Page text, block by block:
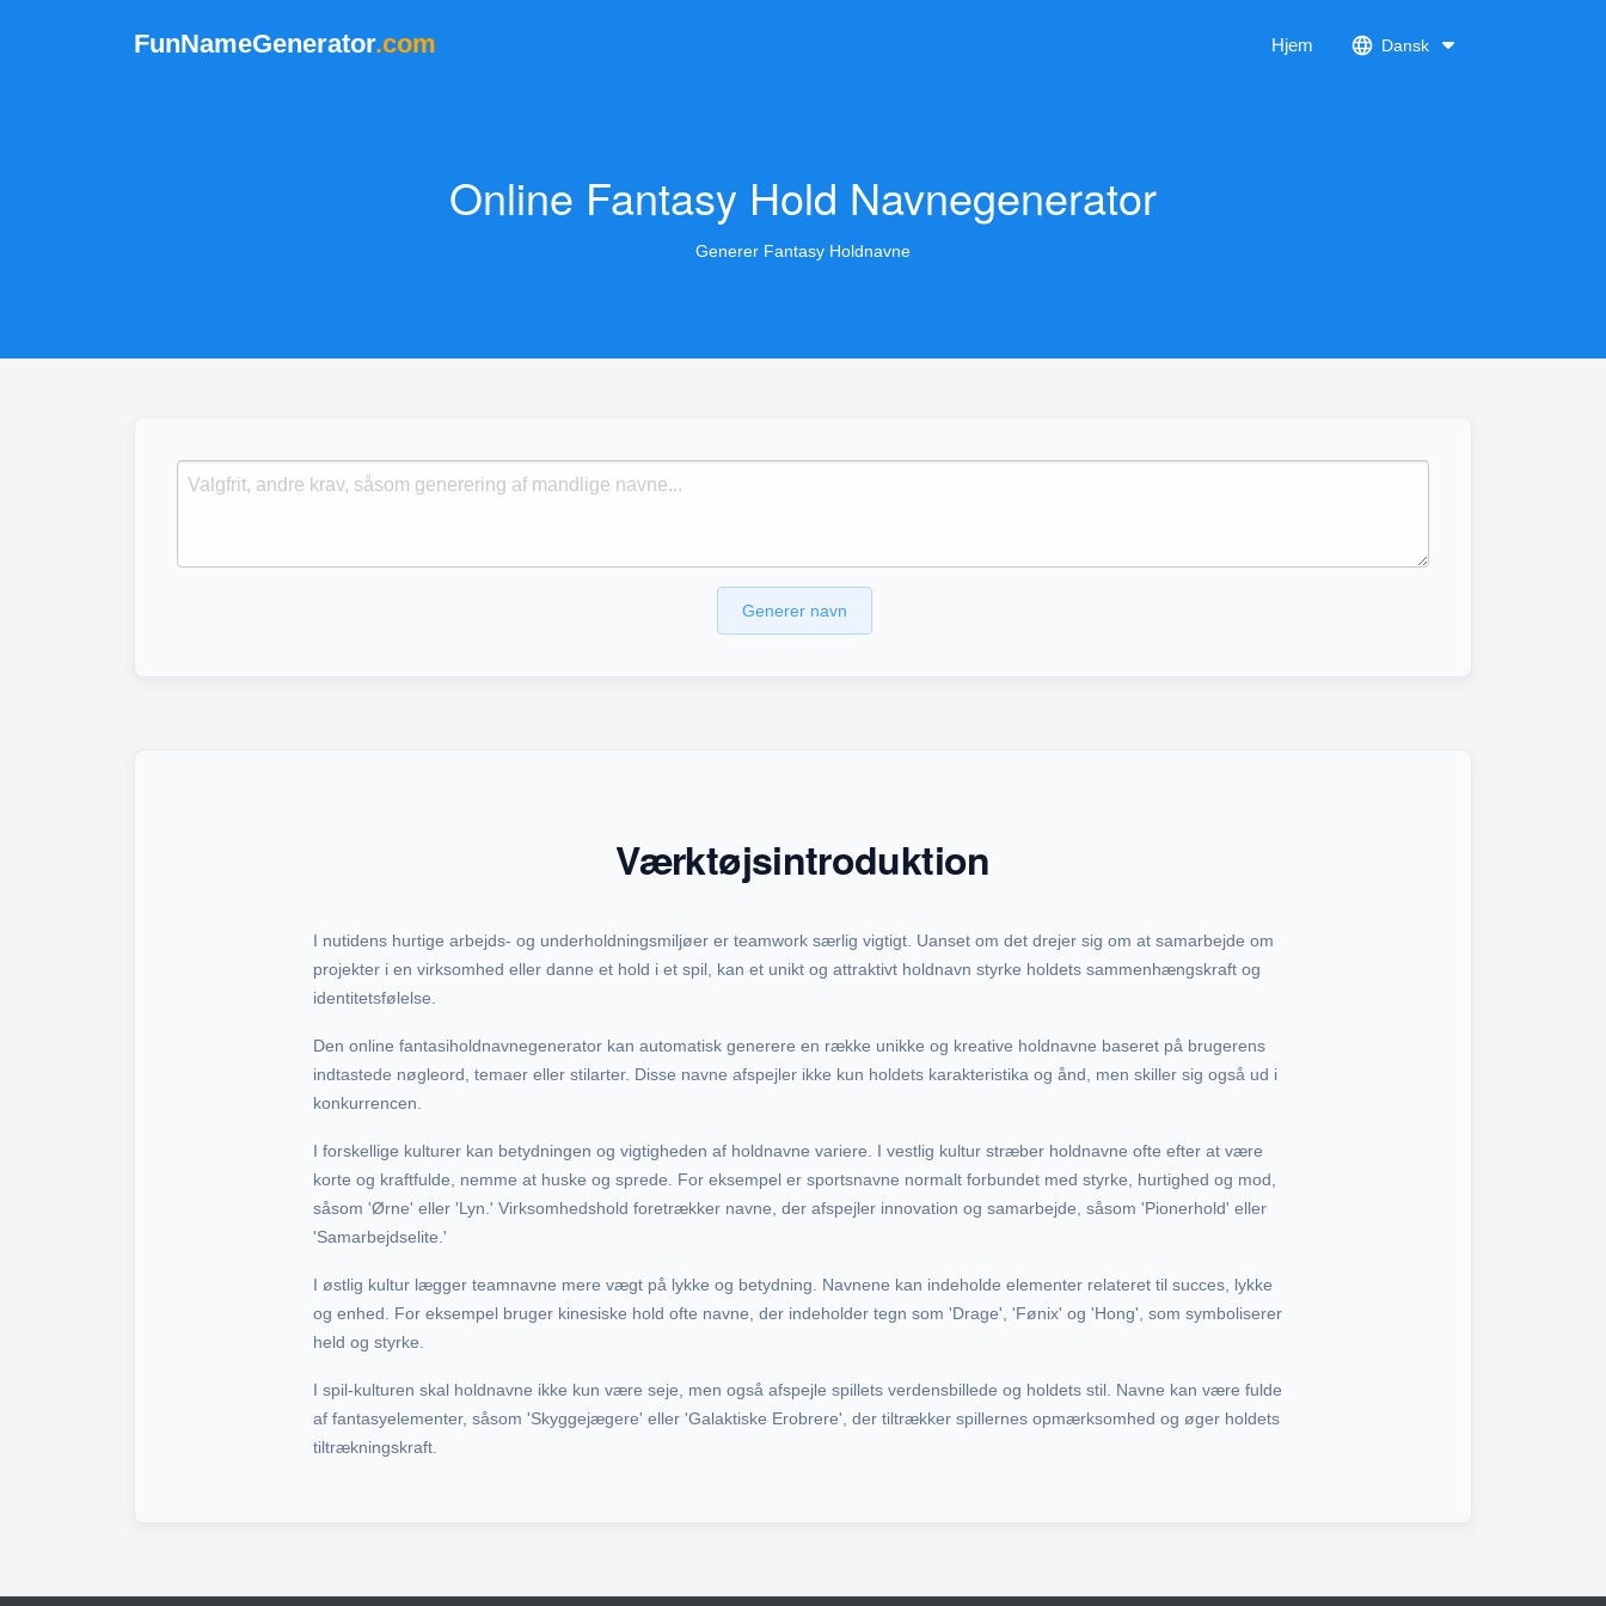
FunNameGenerator.com Hjem Dansk
Online Fantasy Hold Navnegenerator
Generer Fantasy Holdnavne
Generer navn
Værktøjsintroduktion
I nutidens hurtige arbejds- og underholdningsmiljøer er teamwork særlig vigtigt. Uanset om det drejer sig om at samarbejde om
projekter i en virksomhed eller danne et hold i et spil, kan et unikt og attraktivt holdnavn styrke holdets sammenhængskraft og
identitetsfølelse.
Den online fantasiholdnavnegenerator kan automatisk generere en række unikke og kreative holdnavne baseret på brugerens
indtastede nøgleord, temaer eller stilarter. Disse navne afspejler ikke kun holdets karakteristika og ånd, men skiller sig også ud i
konkurrencen.
I forskellige kulturer kan betydningen og vigtigheden af holdnavne variere. I vestlig kultur stræber holdnavne ofte efter at være
korte og kraftfulde, nemme at huske og sprede. For eksempel er sportsnavne normalt forbundet med styrke, hurtighed og mod,
såsom 'Ørne' eller 'Lyn.' Virksomhedshold foretrækker navne, der afspejler innovation og samarbejde, såsom 'Pionerhold' eller
'Samarbejdselite.'
I østlig kultur lægger teamnavne mere vægt på lykke og betydning. Navnene kan indeholde elementer relateret til succes, lykke
og enhed. For eksempel bruger kinesiske hold ofte navne, der indeholder tegn som 'Drage', 'Fønix' og 'Hong', som symboliserer
held og styrke.
I spil-kulturen skal holdnavne ikke kun være seje, men også afspejle spillets verdensbillede og holdets stil. Navne kan være fulde
af fantasyelementer, såsom 'Skyggejægere' eller 'Galaktiske Erobrere', der tiltrækker spillernes opmærksomhed og øger holdets
tiltrækningskraft.